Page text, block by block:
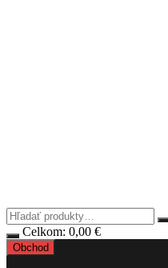
Celkom: 0,00 €
Obchod